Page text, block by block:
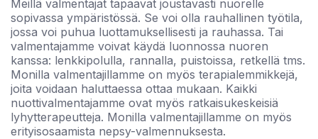
Meillä valmentajat tapaavat joustavasti nuorelle
sopivassa ympäristössä. Se voi olla rauhallinen työtila,
jossa voi puhua luottamuksellisesti ja rauhassa. Tai
valmentajamme voivat käydä luonnossa nuoren
kanssa: lenkkipolulla, rannalla, puistoissa, retkellä tms.
Monilla valmentajillamme on myös terapialemmikkejä,
joita voidaan haluttaessa ottaa mukaan. Kaikki
nuottivalmentajamme ovat myös ratkaisukeskeisiä
lyhytterapeutteja. Monilla valmentajillamme on myös
erityisosaamista nepsy-valmennuksesta.